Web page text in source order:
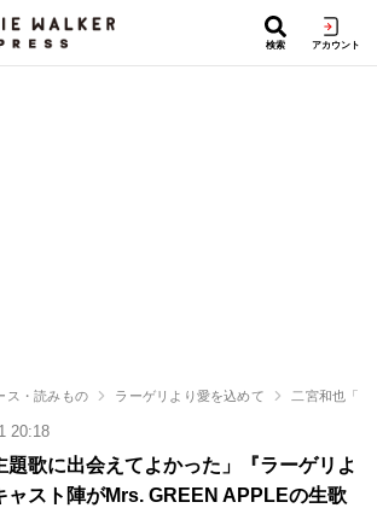
検索 アカウント
ス・読みもの ラーゲリより愛を込めて 二宮和也「
20:18
題歌に出会えてよかった」『ラーゲリよ
ャスト陣がMrs. GREEN APPLEの生歌